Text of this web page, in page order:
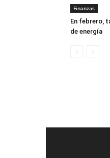
Finanzas
En febrero,
de energía